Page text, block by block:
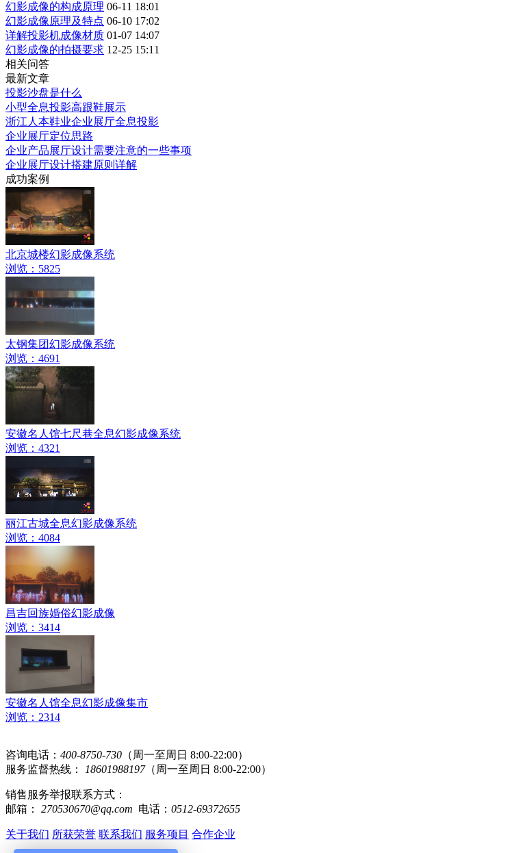
幻影成像的构成原理 06-11 18:01
幻影成像原理及特点 06-10 17:02
详解投影机成像材质 01-07 14:07
幻影成像的拍摄要求 12-25 15:11
相关问答
最新文章
投影沙盘是什么
小型全息投影高跟鞋展示
浙江人本鞋业企业展厅全息投影
企业展厅定位思路
企业产品展厅设计需要注意的一些事项
企业展厅设计搭建原则详解
成功案例
北京城楼幻影成像系统
浏览：5825
太钢集团幻影成像系统
浏览：4691
安徽名人馆七尺巷全息幻影成像系统
浏览：4321
丽江古城全息幻影成像系统
浏览：4084
昌吉回族婚俗幻影成像
浏览：3414
安徽名人馆全息幻影成像集市
浏览：2314
咨询电话： 400-8750-730 （周一至周日 8:00-22:00）
服务监督热线：
18601988197（周一至周日 8:00-22:00）
销售服务举报联系方式：
邮箱： 270530670@qq.com 电话： 0512-69372655
关于我们 所获荣誉 联系我们 服务项目 合作企业